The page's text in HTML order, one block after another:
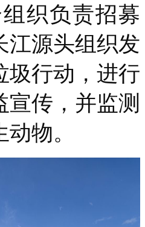
织负责招募
江源头组织发
圾行动，进行
宣传，并监测
物。